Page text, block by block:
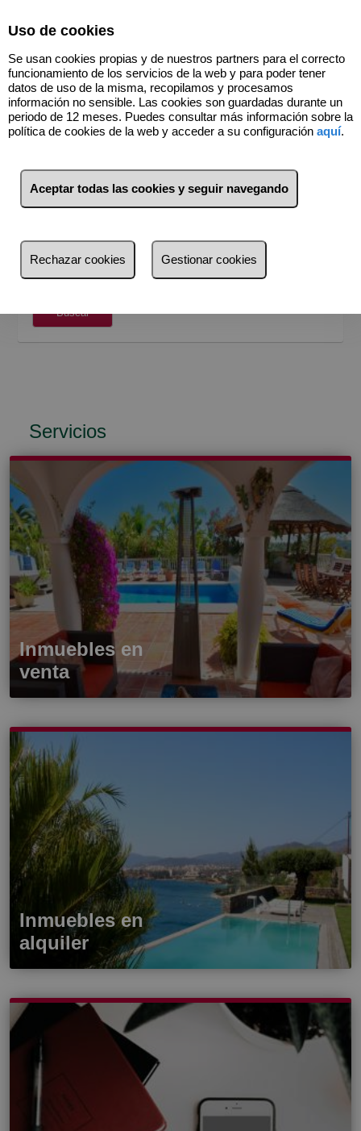
Venta Alquiler
Provincia
Madrid (1)
Buscar
Servicios
Inmuebles en
venta
Inmuebles en
alquiler
Uso de cookies
Se usan cookies propias y de nuestros partners para el correcto
funcionamiento de los servicios de la web y para poder tener
datos de uso de la misma, recopilamos y procesamos
información no sensible. Las cookies son guardadas durante un
periodo de 12 meses. Puedes consultar más información sobre la
política de cookies de la web y acceder a su configuración aquí.
Aceptar todas las cookies y seguir navegando
Rechazar cookies Gestionar cookies